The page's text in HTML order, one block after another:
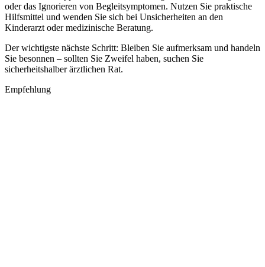
oder das Ignorieren von Begleitsymptomen. Nutzen Sie praktische
Hilfsmittel und wenden Sie sich bei Unsicherheiten an den
Kinderarzt oder medizinische Beratung.
Der wichtigste nächste Schritt: Bleiben Sie aufmerksam und handeln
Sie besonnen – sollten Sie Zweifel haben, suchen Sie
sicherheitshalber ärztlichen Rat.
Empfehlung